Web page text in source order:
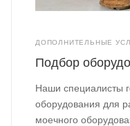
ДОПОЛНИТЕЛЬНЫЕ
Подбор
Наши специалисты
оборудования для
моечного